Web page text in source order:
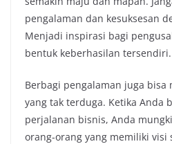
pengalaman dan kesuksesan
Menjadi inspirasi bagi
bentuk keberhasilan tersendiri.
Berbagi pengalaman juga
yang tak terduga. Ketika Anda
perjalanan bisnis, Anda
orang-orang yang memiliki visi